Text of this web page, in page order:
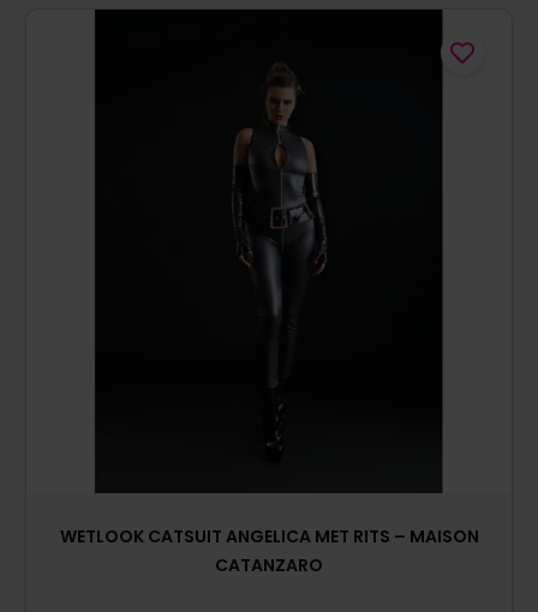
WETLOOK CATSUIT ANGELICA MET RITS – MAISON
CATANZARO